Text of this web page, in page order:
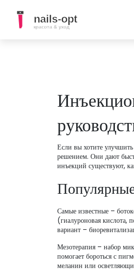
Если вы хотите
решением. Они дают
инъекций существуют,
Самые известные –
(гиалуроновая кислота,
вариант –
Мезотерапия – набор
помогает бороться с
меланин или